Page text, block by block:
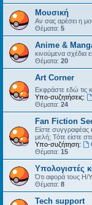
Μουσική
Αν σας αρέσει η
Θέματα: 5
Anime &
κινούμενα
Θέματα: 20
Art Corner
Εκφράστε εδώ τις
Υπο-συζητήσεις:
Θέματα: 24
Fan Fiction
Είστε συγγραφέας
μελή; Τότε είστε
Υπο-συζήτηση:
Θέματα: 15
Υπολογιστές
Ότι αφορά τους Η/Υ
Θέματα: 8
Tech support